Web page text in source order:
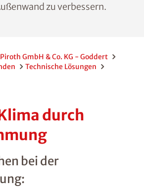
zu verbessern.
GmbH & Co. KG - Goddert
Technische Lösungen
durch
bei der